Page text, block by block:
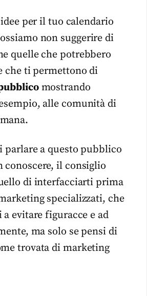
per il tuo calendario
non suggerire di
quelle che potrebbero
che ti permettono di
mostrando
alle comunità di
parlare a questo pubblico
conoscere, il consiglio
di interfacciarti prima
specializzati, che
evitare figuracce e ad
ma solo se pensi di
trovata di marketing